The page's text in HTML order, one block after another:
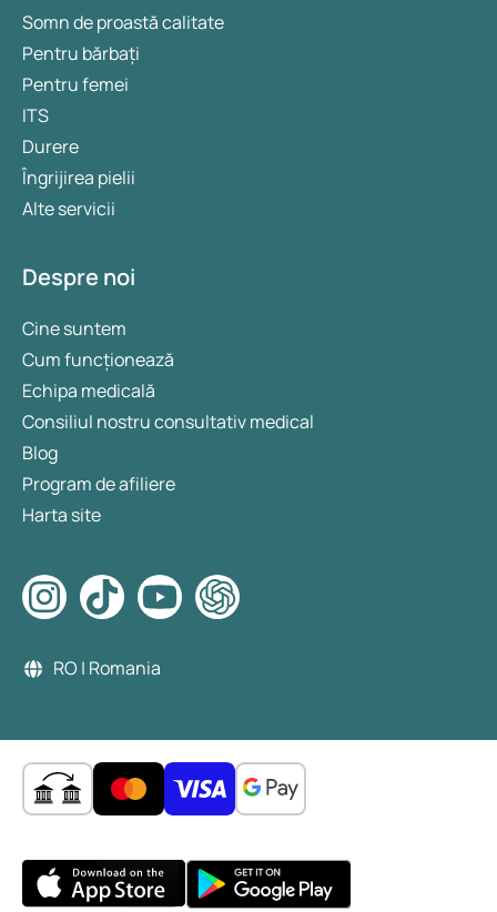
Somn de proastă calitate
Pentru bărbați
Pentru femei
ITS
Durere
Îngrijirea pielii
Alte servicii
Despre noi
Cine suntem
Cum funcționează
Echipa medicală
Consiliul nostru consultativ medical
Blog
Program de afiliere
Harta site
RO | Romania